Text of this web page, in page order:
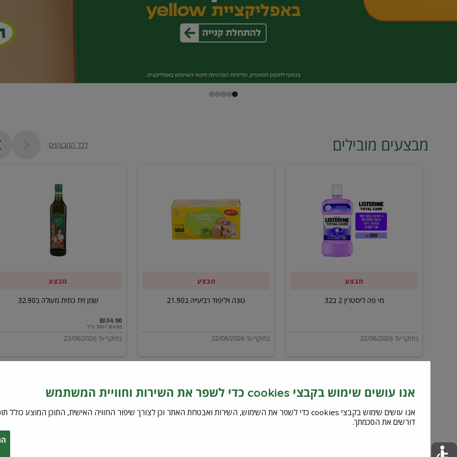
מבצעים מובילים לכל המבצעים
ליסטרין
מבצע
מי פה ליסטרין 2 ב32
בתוקף עד 22/08/2026
ויליפוד
רביעייה
מבצע
טונה ויליפוד רביעייה ב21.90
בתוקף עד 22/08/2026
מבצע
שמן זית כתית מעולה ב32.90
₪34.90
₪4.65 ל-100 מ"ל
בתוקף עד 22/08/2026
אנו עושים שימוש בקבצי cookies כדי לשפר את השירות וחוויית המשתמש
דורשים את הסכמתך.